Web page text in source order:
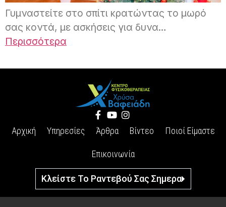
Γυμναστείτε στο σπίτι κρατώντας το μωρό
σας κοντά, με ασκήσεις για δυνα…
Περισσότερα
Αρχική Υπηρεσίες Άρθρα Βίντεο Ποιοί Είμαστε
Επικοινωνία
Κλείστε Το Ραντεβού Σας Σημερα